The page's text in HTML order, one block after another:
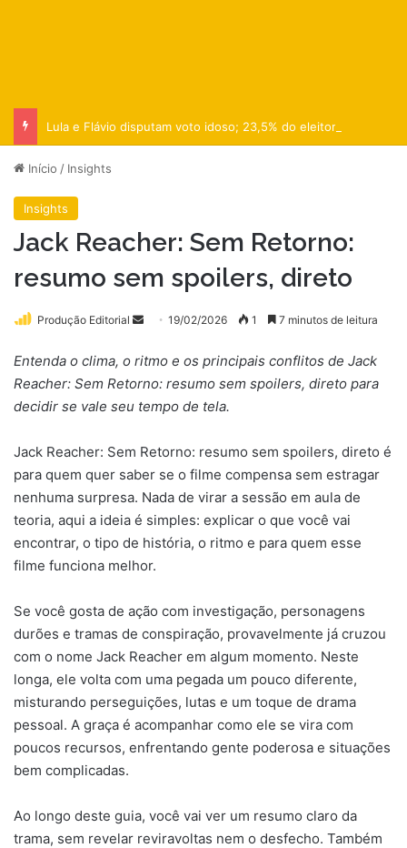
Lula e Flávio disputam voto idoso; 23,5% do eleitorado
Início / Insights
Insights
Jack Reacher: Sem Retorno:
resumo sem spoilers, direto
Produção Editorial
Mande
e-
mail
19/02/2026 1 7 minutos de leitura
Entenda o clima, o ritmo e os principais conflitos de Jack
Reacher: Sem Retorno: resumo sem spoilers, direto para
decidir se vale seu tempo de tela.
Jack Reacher: Sem Retorno: resumo sem spoilers, direto é
para quem quer saber se o filme compensa sem estragar
nenhuma surpresa. Nada de virar a sessão em aula de
teoria, aqui a ideia é simples: explicar o que você vai
encontrar, o tipo de história, o ritmo e para quem esse
filme funciona melhor.
Se você gosta de ação com investigação, personagens
durões e tramas de conspiração, provavelmente já cruzou
com o nome Jack Reacher em algum momento. Neste
longa, ele volta com uma pegada um pouco diferente,
misturando perseguições, lutas e um toque de drama
pessoal. A graça é acompanhar como ele se vira com
poucos recursos, enfrentando gente poderosa e situações
bem complicadas.
Ao longo deste guia, você vai ver um resumo claro da
trama, sem revelar reviravoltas nem o desfecho. Também